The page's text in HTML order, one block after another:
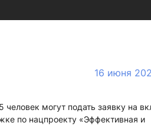
16 июня
могут подать заявку на
по нацпроекту «Эффективная и